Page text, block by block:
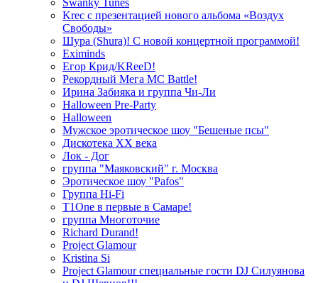
Swanky Tunes
Krec с презентацией нового альбома «Воздух
Свободы»
Шура (Shura)! С новой концертной программой!
Eximinds
Егор Крид/KReeD!
Рекордный Мега МС Battle!
Ирина Забияка и группа Чи-Ли
Halloween Pre-Party
Halloween
Мужское эротическое шоу "Бешеные псы"
Дискотека ХХ века
Лок - Дог
группа "Маяковский" г. Москва
Эротическое шоу "Pafos"
Группа Hi-Fi
T1One в первые в Самаре!
группа Многоточие
Richard Durand!
Project Glamour
Kristina Si
Project Glamour специальные гости DJ Силуянова